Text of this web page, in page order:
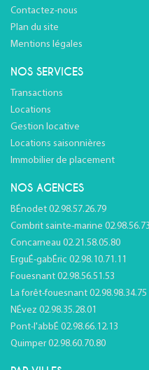
Contactez-nous
Plan du site
Mentions légales
NOS SERVICES
Transactions
Locations
Gestion locative
Locations saisonnières
Immobilier de placement
NOS AGENCES
BÉnodet 02.98.57.26.79
Combrit sainte-marine
Concarneau 02.21.58.05.80
ErguÉ-gabÉric 02.98.10.71.11
Fouesnant 02.98.56.51.53
La forêt-fouesnant 02.98.98.34.75
NÉvez 02.98.35.28.01
Pont-l'abbÉ 02.98.66.12.13
Quimper 02.98.60.70.80